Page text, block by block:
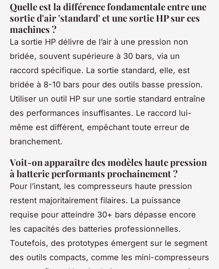
Quelle est la différence fondamentale entre une
sortie d'air 'standard' et une sortie HP sur ces
machines ?
La sortie HP délivre de l’air à une pression non
bridée, souvent supérieure à 30 bars, via un
raccord spécifique. La sortie standard, elle, est
bridée à 8-10 bars pour des outils basse pression.
Utiliser un outil HP sur une sortie standard entraîne
des performances insuffisantes. Le raccord lui-
même est différent, empêchant toute erreur de
branchement.
Voit-on apparaître des modèles haute pression
à batterie performants prochainement ?
Pour l’instant, les compresseurs haute pression
restent majoritairement filaires. La puissance
requise pour atteindre 30+ bars dépasse encore
les capacités des batteries professionnelles.
Toutefois, des prototypes émergent sur le segment
des outils compacts, comme les mini-compresseurs